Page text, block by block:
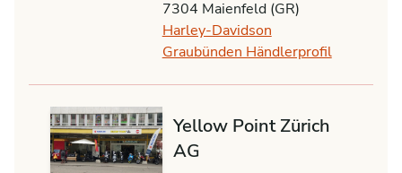
7304 Maienfeld (GR)
Harley-Davidson
Graubünden Händlerprofil
Yellow Point Zürich
AG